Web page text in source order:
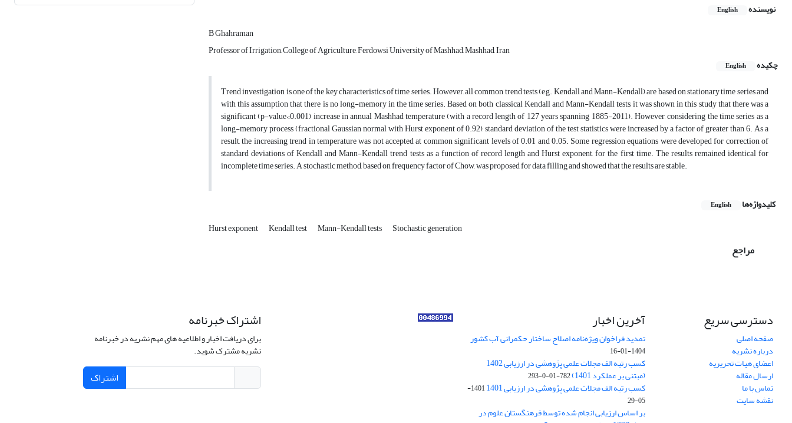
نویسنده English
B Ghahraman
Professor of Irrigation, College of Agriculture, Ferdowsi University of Mashhad, Mashhad, Iran
چکیده
English
Trend investigation is one of the key characteristics of time series. However, all common trend tests (e,g. Kendall and Mann-Kendall) are based on stationary time series and
with this assumption that there is no long-memory in the time series. Based on both classical Kendall and Mann-Kendall tests, it was shown in this study that there was a
significant (p-value<0.001) increase in annual Mashhad temperature (with a record length of 127 years spanning 1885-2011). However, considering the time series as a
long-memory process (fractional Gaussian normal with Hurst exponent of 0.92), standard deviation of the test statistics were increased by a factor of greater than 6. As a
result, the increasing trend in temperature was not accepted at common significant levels of 0.01 and 0.05. Some regression equations were developed for correction of
standard deviations of Kendall and Mann-Kendall trend tests as a function of record length and Hurst exponent, for the first time. The results remained identical for
incomplete time series. A stochastic method, based on frequency factor of Chow, was proposed for data filling and showed that the results are stable.
کلیدواژه‌ها English
Hurst exponent Kendall test Mann-Kendall tests Stochastic generation
مراجع
دسترسی سریع
صفحه اصلی
درباره نشریه
اعضای هیات تحریریه
ارسال مقاله
تماس با ما
نقشه سایت
آخرین اخبار
تمدید فراخوان ویژه‌نامه اصلاح ساختار حکمرانی آب کشور
1404-01-16
کسب رتبه الف مجلات علمی پژوهشی در ارزیابی 1402
(مبتنی بر عملکرد 1401) 782-01-0-293
کسب رتبه الف مجلات علمی پژوهشی در ارزیابی 1401
1401-
05-29
بر اساس ارزیابی انجام شده توسط فرهنگستان علوم در
اشتراک خبرنامه
برای دریافت اخبار و اطلاعیه های مهم نشریه در خبرنامه
نشریه مشترک شوید.
اشتراک